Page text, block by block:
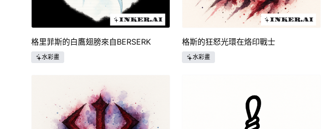
格里菲斯的白鷹翅膀來自BERSERK
水彩畫
格斯的狂怒光環在烙印戰士
水彩畫